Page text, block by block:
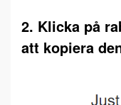
2. Klicka på
att kopiera